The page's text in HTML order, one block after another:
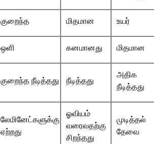
குறைந்த மிதமான உயர்
ஒளி கனமானது மிதமான
குறைந்த நீடித்தது நீடித்தது
அதிக
நீடித்தது
லேமினேட்களுக்கு
ஏற்றது
ஓவியம்
வரைவதற்கு
சிறந்தது
முடித்தல்
தேவை